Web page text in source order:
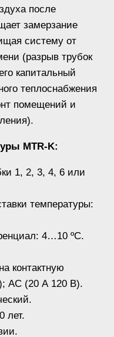
после
замерзание
систему от
(разрыв трубок
капитальный
теплоснабжения
помещений и
MTR-K:
1, 2, 3, 4, 6 или
температуры:
4…10 ºС.
контактную
АС (20 А 120 В).
лет.